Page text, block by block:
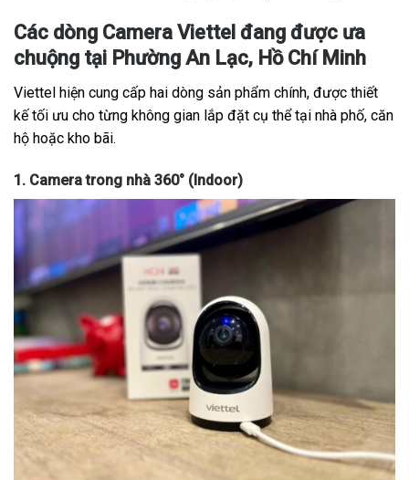
Các dòng Camera Viettel đang được ưa
chuộng tại Phường An Lạc, Hồ Chí Minh
Viettel hiện cung cấp hai dòng sản phẩm chính, được thiết
kế tối ưu cho từng không gian lắp đặt cụ thể tại nhà phố, căn
hộ hoặc kho bãi.
1. Camera trong nhà 360° (Indoor)